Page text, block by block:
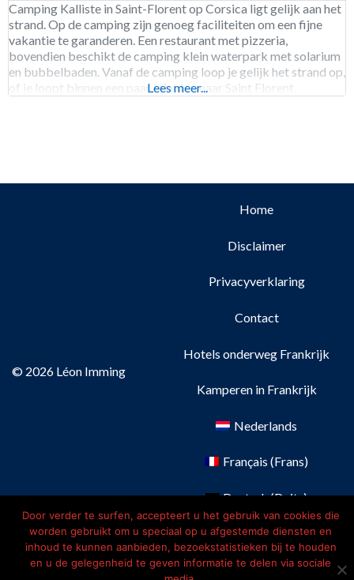
Camping Kalliste in Saint-Florent op Corsica ligt gelijk aan het
strand. Op de camping zijn genoeg faciliteiten om een fijne
vakantie te garanderen. Een restaurant met pizzeria,
bovendien beschikt de camping klein waterpark met solarium
en bubbelbaden. Vanaf de camping loop je gelijk het strand op,
of je loopt binnen een paar minuten naar Saint Florent.
Lees meer...
© 2026 Léon Imming
Home
Disclaimer
Privacyverklaring
Contact
Hotels onderweg Frankrijk
Kamperen in Frankrijk
Nederlands
Français (Frans)
Deutsch(Duits)
English(Engels)
Door verder te surfen, accepteert u het gebruik van cookies die
worden gebruikt om u speciaal op u afgestemde diensten en
inhoud te kunnen aanbieden, bezoekstatistieken bij te houden
en u de gelegenheid te geven informatie te delen via sociale